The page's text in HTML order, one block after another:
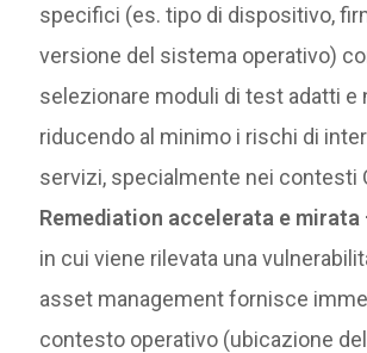
specifici (es. tipo di dispositivo,
versione del sistema operativo)
selezionare moduli di test adatti e
riducendo al minimo i rischi di
servizi, specialmente nei contesti
Remediation accelerata e mirata
in cui viene rilevata una
asset management fornisce
contesto operativo (ubicazione